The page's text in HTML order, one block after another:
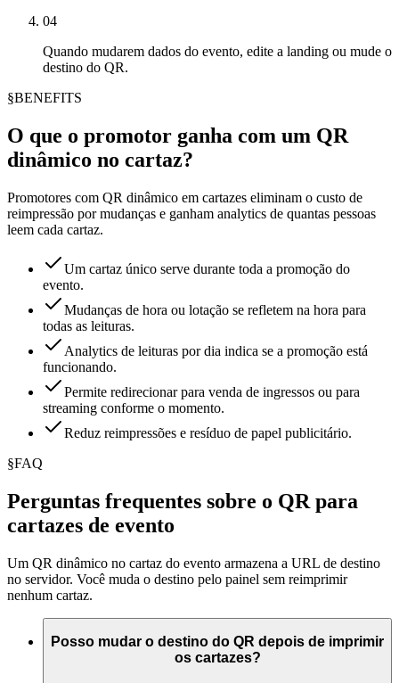
04
Quando mudarem dados do evento, edite a landing ou mude o
destino do QR.
§BENEFITS
O que o promotor ganha com um QR
dinâmico no cartaz?
Promotores com QR dinâmico em cartazes eliminam o custo de
reimpressão por mudanças e ganham analytics de quantas pessoas
leem cada cartaz.
Um cartaz único serve durante toda a promoção do
evento.
Mudanças de hora ou lotação se refletem na hora para
todas as leituras.
Analytics de leituras por dia indica se a promoção está
funcionando.
Permite redirecionar para venda de ingressos ou para
streaming conforme o momento.
Reduz reimpressões e resíduo de papel publicitário.
§FAQ
Perguntas frequentes sobre o QR para
cartazes de evento
Um QR dinâmico no cartaz do evento armazena a URL de destino
no servidor. Você muda o destino pelo painel sem reimprimir
nenhum cartaz.
Posso mudar o destino do QR depois de imprimir
os cartazes?